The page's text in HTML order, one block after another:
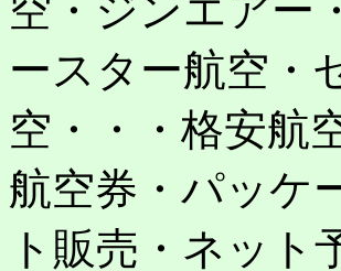
空・ジンエアー
ースター航空・
空・・・格安航
航空券・パッケ
ト販売・ネット